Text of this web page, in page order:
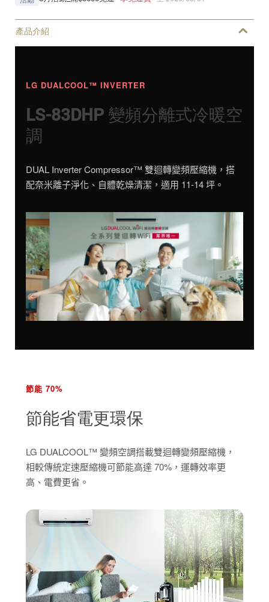
產品介紹
LG DUALCOOL™ INVERTER
LS-83DHP 變頻分離式冷暖空
調
DUAL Inverter Compressor™ 雙迴轉變頻壓縮機，搭
配奈米離子淨化、自體乾燥清潔，適用 11-14 坪。
節能 70%
節能省電更環保
LG DUALCOOL™ 變頻空調搭載雙迴轉變頻壓縮機，
相較傳統定速壓縮機可節能高達 70%，運轉效率更
高、電費更省。